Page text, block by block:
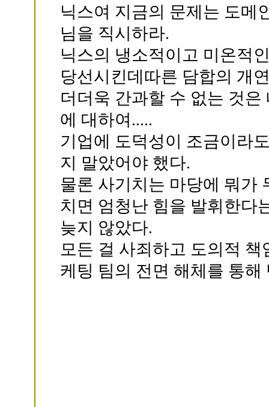
닉스여 지금의 문제는 도메
님을 직시하라.
닉스의 냉소적이고 미온적
당선시킨데따른 담합의 개
더더욱 간과할 수 없는 것
에 대하여.....
기업에 도덕성이 조금이라
지 말았어야 했다.
물론 사기치는 마당에 뭐가
치면 엄청난 힘을 발휘한다
늦지 않았다.
모든 걸 사죄하고 도의적
케팅 팀의 전면 해체를 통해